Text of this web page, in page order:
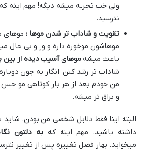
ولی خب تجربه میشه دیگه! مهم اینه
نترسید.
تقویت و شاداب تر شدن موها : موهای
موهاشون موخوره داره و وز و بی حال
باعث میشه موهای آسیب دیده از بین
شاداب تر رشد کنن. انگار یه جون
من خودم بعد از هر بار کوتاهی مو حس
و براق تر میشه.
البته اینا فقط دلایل شخصی من بودن.
داشته باشید. مهم اینه کهبه دلتون
میخواید. بهار فصل تغییره پس از تغییر